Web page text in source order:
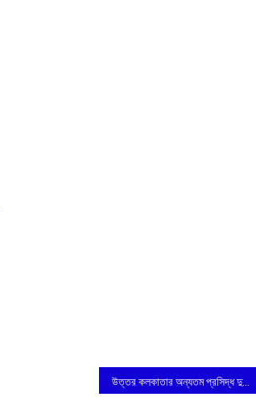
উত্তর কলকাতার অন্যতম প্রসিদ্ধ দুর্গা পুজো চালতা বাগান